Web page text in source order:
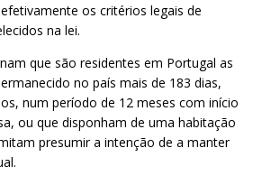
os critérios legais de
na lei.
que são residentes em Portugal as
no país mais de 183 dias,
num período de 12 meses com início
ou que disponham de uma habitação
presumir a intenção de a manter